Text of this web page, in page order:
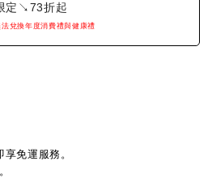
定↘73折起
兌換年度消費禮與健康禮
免運服務。